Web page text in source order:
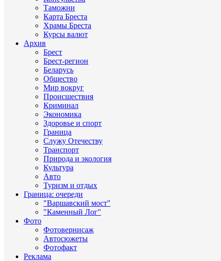
Таможни
Карта Бреста
Храмы Бреста
Курсы валют
Архив
Брест
Брест-регион
Беларусь
Общество
Мир вокруг
Происшествия
Криминал
Экономика
Здоровье и спорт
Граница
Служу Отечеству
Транспорт
Природа и экология
Культура
Авто
Туризм и отдых
Граница: очереди
"Варшавский мост"
"Каменный Лог"
Фото
Фотовернисаж
Автосюжеты
Фотофакт
Реклама